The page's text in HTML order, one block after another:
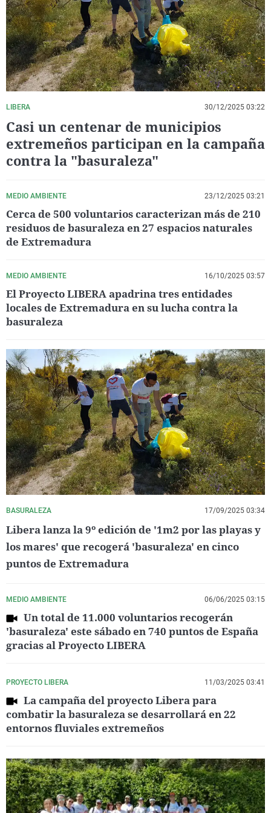
La rosa de los vientos
Gente viajera
Como el perro y el
Caso
Retornados
Equipo de
Operación Viuda
Extremadura
Galicia
La Rioja
Navarra
País Vasco
Virales
Televisión
Elecciones
LIBERA 30/12/2025 03:22
Casi un centenar de municipios
extremeños participan en la campaña
contra la "basuraleza"
MEDIO AMBIENTE 23/12/2025 03:21
Cerca de 500 voluntarios caracterizan más de 210
residuos de basuraleza en 27 espacios naturales
de Extremadura
MEDIO AMBIENTE 16/10/2025 03:57
El Proyecto LIBERA apadrina tres entidades
locales de Extremadura en su lucha contra la
basuraleza
BASURALEZA 17/09/2025 03:34
Libera lanza la 9º edición de '1m2 por las playas y
los mares' que recogerá 'basuraleza' en cinco
puntos de Extremadura
MEDIO AMBIENTE 06/06/2025 03:15
Un total de 11.000 voluntarios recogerán
'basuraleza' este sábado en 740 puntos de España
gracias al Proyecto LIBERA
PROYECTO LIBERA 11/03/2025 03:41
La campaña del proyecto Libera para
combatir la basuraleza se desarrollará en 22
entornos fluviales extremeños